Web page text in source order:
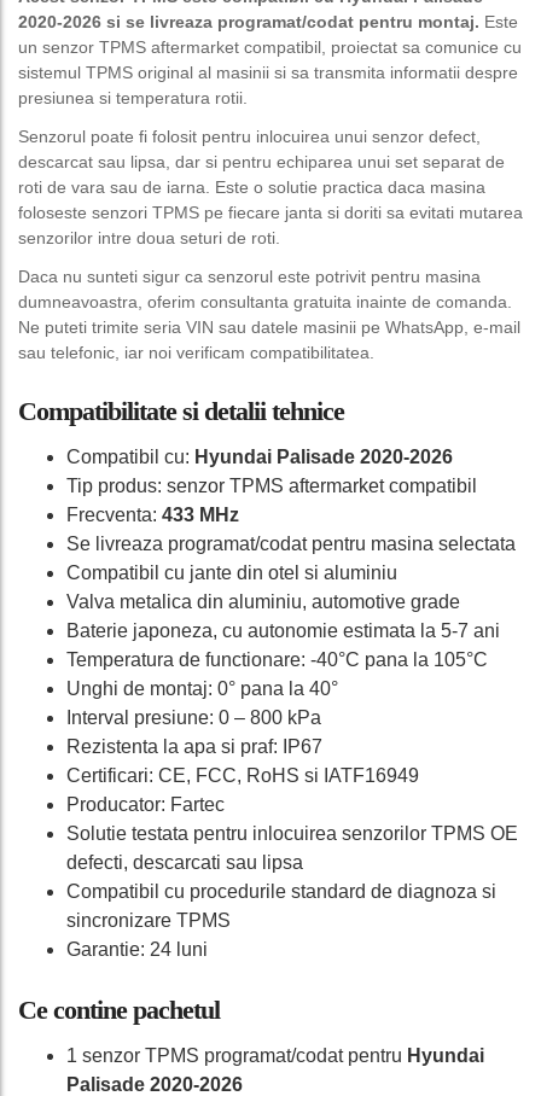
2020-2026 si se livreaza programat/codat pentru montaj. Este
un senzor TPMS aftermarket compatibil, proiectat sa comunice cu
sistemul TPMS original al masinii si sa transmita informatii despre
presiunea si temperatura rotii.
Senzorul poate fi folosit pentru inlocuirea unui senzor defect,
descarcat sau lipsa, dar si pentru echiparea unui set separat de
roti de vara sau de iarna. Este o solutie practica daca masina
foloseste senzori TPMS pe fiecare janta si doriti sa evitati mutarea
senzorilor intre doua seturi de roti.
Daca nu sunteti sigur ca senzorul este potrivit pentru masina
dumneavoastra, oferim consultanta gratuita inainte de comanda.
Ne puteti trimite seria VIN sau datele masinii pe WhatsApp, e-mail
sau telefonic, iar noi verificam compatibilitatea.
Compatibilitate si detalii tehnice
Compatibil cu: Hyundai Palisade 2020-2026
Tip produs: senzor TPMS aftermarket compatibil
Frecventa: 433 MHz
Se livreaza programat/codat pentru masina selectata
Compatibil cu jante din otel si aluminiu
Valva metalica din aluminiu, automotive grade
Baterie japoneza, cu autonomie estimata la 5-7 ani
Temperatura de functionare: -40°C pana la 105°C
Unghi de montaj: 0° pana la 40°
Interval presiune: 0 – 800 kPa
Rezistenta la apa si praf: IP67
Certificari: CE, FCC, RoHS si IATF16949
Producator: Fartec
Solutie testata pentru inlocuirea senzorilor TPMS OE
defecti, descarcati sau lipsa
Compatibil cu procedurile standard de diagnoza si
sincronizare TPMS
Garantie: 24 luni
Ce contine pachetul
1 senzor TPMS programat/codat pentru Hyundai
Palisade 2020-2026